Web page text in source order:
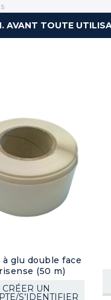
AVANT TOUTE
à glu double face
(50 m)
CRÉER UN
S’IDENTIFIER